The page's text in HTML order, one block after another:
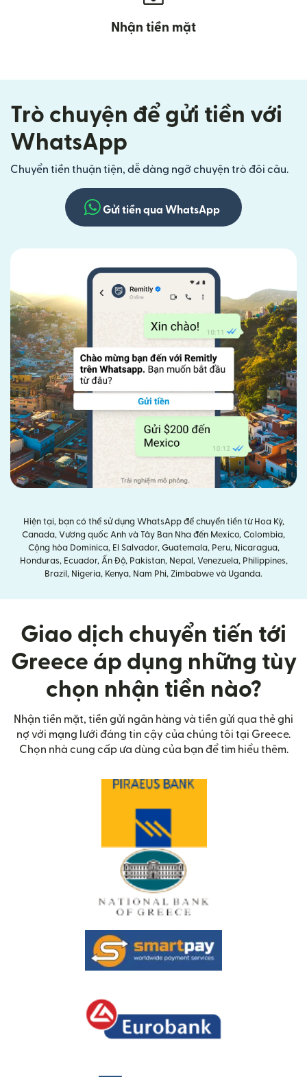
Nhận tiền mặt
Trò chuyện để gửi tiền với
WhatsApp
Chuyển tiền thuận tiện, dễ dàng ngỡ chuyện trò đôi câu.
Gửi tiền qua WhatsApp
Hiện tại, bạn có thể sử dụng WhatsApp để chuyển tiền từ Hoa Kỳ,
Canada, Vương quốc Anh và Tây Ban Nha đến Mexico, Colombia,
Cộng hòa Dominica, El Salvador, Guatemala, Peru, Nicaragua,
Honduras, Ecuador, Ấn Độ, Pakistan, Nepal, Venezuela, Philippines,
Brazil, Nigeria, Kenya, Nam Phi, Zimbabwe và Uganda.
Giao dịch chuyển tiến tới
Greece áp dụng những tùy
chọn nhận tiền nào?
Nhận tiền mặt, tiền gửi ngân hàng và tiền gửi qua thẻ ghi
nợ với mạng lưới đáng tin cậy của chúng tôi tại Greece.
Chọn nhà cung cấp ưa dùng của bạn để tìm hiểu thêm.